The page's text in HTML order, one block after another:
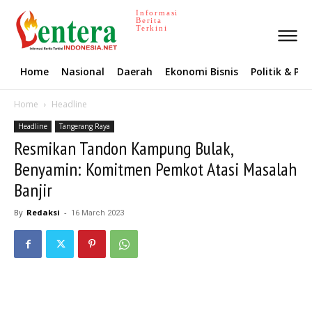
Informasi
Berita
Terkini
Home Nasional Daerah Ekonomi Bisnis Politik &
Home Headline
Headline Tangerang Raya
Resmikan Tandon Kampung Bulak,
Benyamin: Komitmen Pemkot Atasi Masalah
Banjir
By Redaksi - 16 March 2023